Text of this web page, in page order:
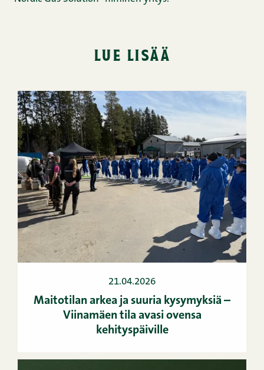
lue lisää
21.04.2026
Maitotilan arkea ja suuria kysymyksiä –
Viinamäen tila avasi ovensa
kehityspäiville